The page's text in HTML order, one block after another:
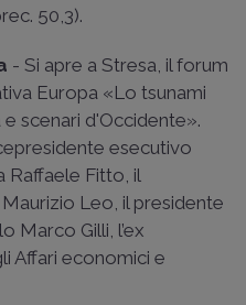
50,3).
- Si apre a Stresa, il forum
Europa «Lo tsunami
scenari d'Occidente».
esecutivo
Raffaele Fitto, il
Leo, il presidente
Marco Gilli, l’ex
Affari economici e